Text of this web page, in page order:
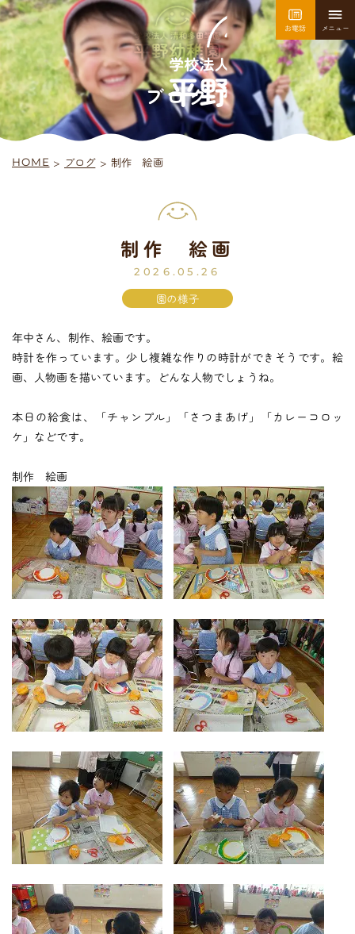
園について 園での生活
野 幼 稚
入園案内
つくしの会
時間 外 お預かり
保 育後の課外活動
課外授業
お知らせ ブログ
フォトギャラリー よくあるご質問
プライバシーポリシー
お気軽にご相談ください
メールでお問合せ
24時間年中いつでもお気軽に
072-793-5381
月~金 10:00-18:00
お電話 メニュー
ブログ
HOME > ブログ > 制作 絵画
制作 絵画
2026.05.26
園の様子
年中さん、制作、絵画です。
時計を作っています。少し複雑な作りの時計ができそうです。絵
画、人物画を描いています。どんな人物でしょうね。
本日の給食は、「チャンプル」「さつまあげ」「カレーコロッ
ケ」などです。
制作 絵画